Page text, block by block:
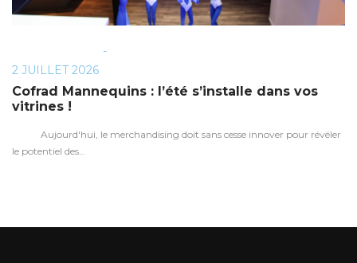
POSTED
ON
2 JUILLET 2026
Cofrad Mannequins : l’été s’installe dans vos
vitrines !
Aujourd'hui, le merchandising doit sans cesse innover pour révéler
le potentiel des…